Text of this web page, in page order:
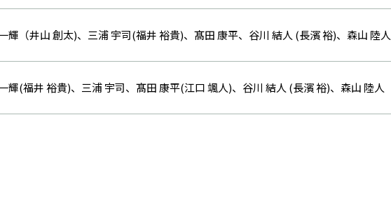
輝（井山 創太)、三浦 宇司(福井 裕貴)、髙田 康平、谷川 結人 (長濱 裕)、森山 陸人
輝(福井 裕貴)、三浦 宇司、髙田 康平(江口 颯人)、谷川 結人 (長濱 裕)、森山 陸人